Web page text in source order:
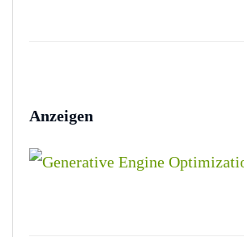
Anzeigen